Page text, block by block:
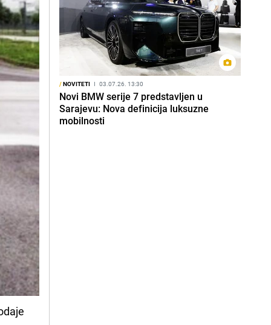
/NOVITETI I 03.07.26. 13:30
Novi BMW serije 7 predstavljen u
Sarajevu: Nova definicija luksuzne
mobilnosti